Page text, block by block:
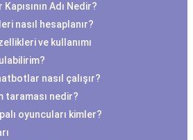
Adı Nedir?
nasıl hesaplanır?
ve kullanımı
nasıl çalışır?
taraması nedir?
oyuncuları kimler?